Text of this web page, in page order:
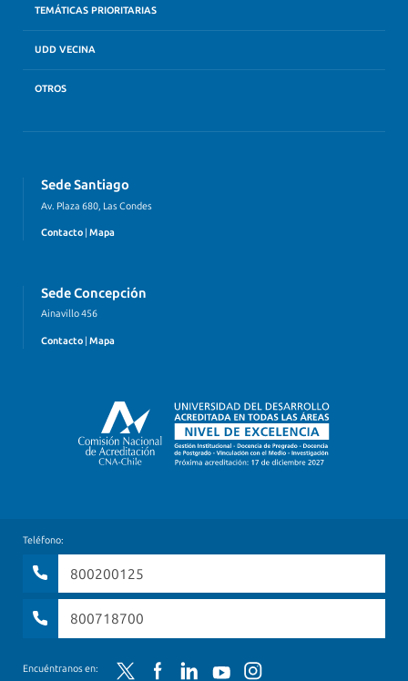
TEMÁTICAS PRIORITARIAS
UDD VECINA
OTROS
Sede Santiago
Av. Plaza 680, Las Condes
Contacto | Mapa
Sede Concepción
Ainavillo 456
Contacto | Mapa
Teléfono:
800200125
800718700
Encuéntranos en: Twitter FacebookLinkedInYouTubeInstagram